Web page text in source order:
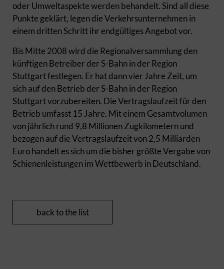
oder Umweltaspekte werden behandelt. Sind all diese
Punkte geklärt, legen die Verkehrsunternehmen in
einem dritten Schritt ihr endgültiges Angebot vor.
Bis Mitte 2008 wird die Regionalversammlung den
künftigen Betreiber der S-Bahn in der Region
Stuttgart festlegen. Er hat dann vier Jahre Zeit, um
sich auf den Betrieb der S-Bahn in der Region
Stuttgart vorzubereiten. Die Vertragslaufzeit für den
Betrieb umfasst 15 Jahre. Mit einem Gesamtvolumen
von jährlich rund 9,8 Millionen Zugkilometern und
bezogen auf die Vertragslaufzeit von 2,5 Milliarden
Euro handelt es sich um die bisher größte Vergabe von
Schienenleistungen im Wettbewerb in Deutschland.
back to the list